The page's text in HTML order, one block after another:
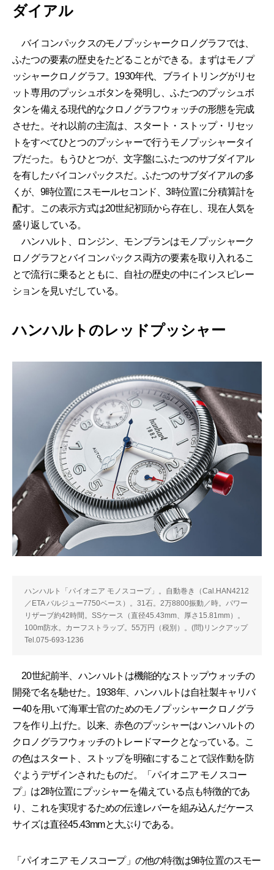
ダイアル
バイコンパックスのモノプッシャークロノグラフでは、
ふたつの要素の歴史をたどることができる。まずはモノプ
ッシャークロノグラフ。1930年代、ブライトリングがリセ
ット専用のプッシュボタンを発明し、ふたつのプッシュボ
タンを備える現代的なクロノグラフウォッチの形態を完成
させた。それ以前の主流は、スタート・ストップ・リセッ
トをすべてひとつのプッシャーで行うモノプッシャータイ
プだった。もうひとつが、文字盤にふたつのサブダイアル
を有したバイコンパックスだ。ふたつのサブダイアルの多
くが、9時位置にスモールセコンド、3時位置に分積算計を
配す。この表示方式は20世紀初頭から存在し、現在人気を
盛り返している。
ハンハルト、ロンジン、モンブランはモノプッシャーク
ロノグラフとバイコンパックス両方の要素を取り入れるこ
とで流行に乗るとともに、自社の歴史の中にインスピレー
ションを見いだしている。
ハンハルトのレッドプッシャー
ハンハルト「パイオニア モノスコープ」。自動巻き（Cal.HAN4212
／ETA バルジュー7750ベース）。31石。2万8800振動／時。パワー
リザーブ約42時間。SSケース（直径45.43mm、厚さ15.81mm）。
100m防水。カーフストラップ。55万円（税別）。(問)リンクアップ
Tel.075-693-1236
20世紀前半、ハンハルトは機能的なストップウォッチの
開発で名を馳せた。1938年、ハンハルトは自社製キャリバ
ー40を用いて海軍士官のためのモノプッシャークロノグラ
フを作り上げた。以来、赤色のプッシャーはハンハルトの
クロノグラフウォッチのトレードマークとなっている。こ
の色はスタート、ストップを明確にすることで誤作動を防
ぐようデザインされたものだ。「パイオニア モノスコー
プ」は2時位置にプッシャーを備えている点も特徴的であ
り、これを実現するための伝達レバーを組み込んだケース
サイズは直径45.43mmと大ぶりである。
「パイオニア モノスコープ」の他の特徴は9時位置のスモー